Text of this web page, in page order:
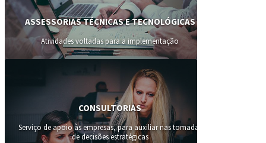
ASSESSORIAS TÉCNICAS E TECNOLÓGICAS
Atividades voltadas para a implementação
CONSULTORIAS
Serviço de apoio às empresas, para auxiliar nas tomadas
de decisões estratégicas